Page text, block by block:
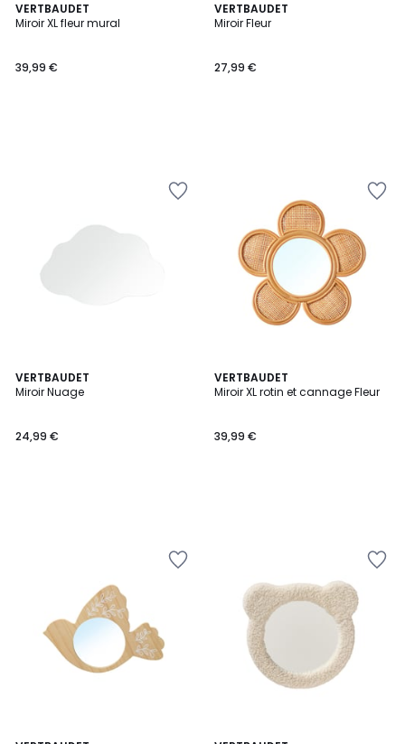
VERTBAUDET
Miroir XL fleur mural
39,99 €
VERTBAUDET
Miroir Fleur
27,99 €
VERTBAUDET
Miroir Nuage
24,99 €
VERTBAUDET
Miroir XL rotin et cannage Fleur
39,99 €